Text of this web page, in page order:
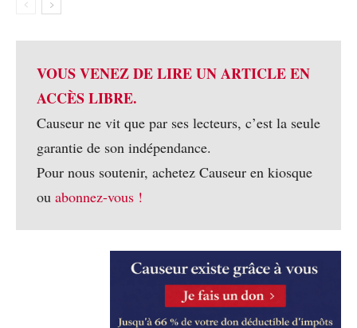
VOUS VENEZ DE LIRE UN ARTICLE EN
ACCÈS LIBRE.
Causeur ne vit que par ses lecteurs, c’est la seule
garantie de son indépendance.
Pour nous soutenir, achetez Causeur en kiosque
ou abonnez-vous !